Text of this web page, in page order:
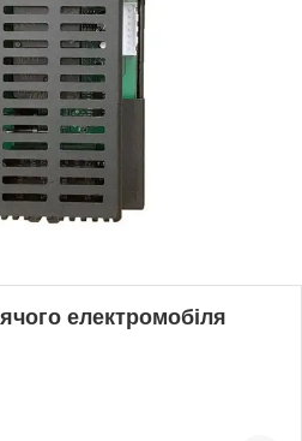
електромобіля